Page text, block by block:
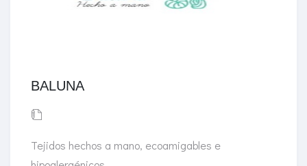
BALUNA
Tejidos hechos a mano, ecoamigables e